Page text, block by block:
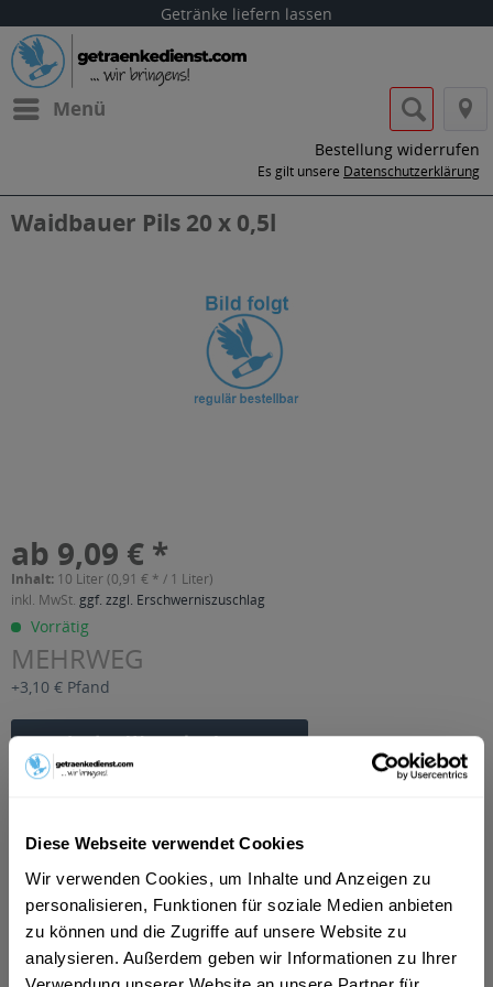
Diese Webseite verwendet Cookies
Wir verwenden Cookies, um Inhalte und Anzeigen zu
personalisieren, Funktionen für soziale Medien anbieten
zu können und die Zugriffe auf unsere Website zu
analysieren. Außerdem geben wir Informationen zu Ihrer
Getränke liefern lassen
Menü
Bestellung widerrufen
Es gilt unsere Datenschutzerklärung
Waidbauer Pils 20 x 0,5l
ab 9,09 € *
Inhalt: 10 Liter (0,91 € * / 1 Liter)
inkl. MwSt. ggf. zzgl. Erschwerniszuschlag
Vorrätig
MEHRWEG
+3,10 € Pfand
In denWarenkorb
Beschreibung
mehr
"Waidbauer Pils 20 x 0,5l"
Flaschengröße: